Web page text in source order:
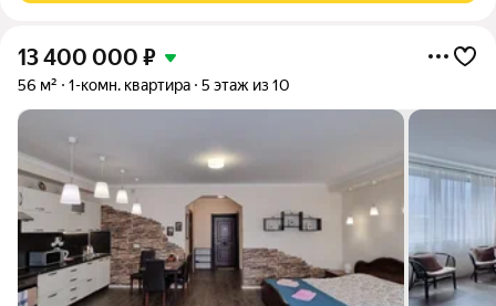
13 400 000 ₽
56 м² 1-комн. квартира 5 этаж из 10